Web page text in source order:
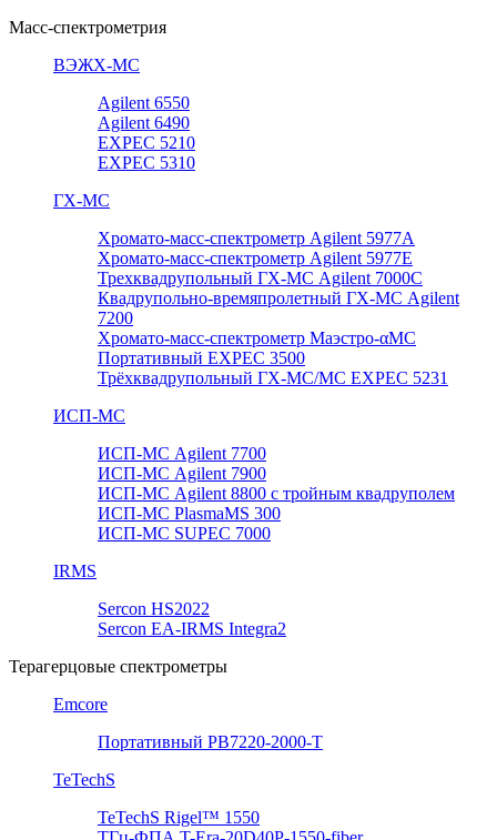
Масс-спектрометрия
ВЭЖХ-МС
Agilent 6550
Agilent 6490
EXPEC 5210
EXPEC 5310
ГХ-МС
Хромато-масс-спектрометр Agilent 5977А
Хромато-масс-спектрометр Agilent 5977E
Трехквадрупольный ГХ-МС Agilent 7000C
Квадрупольно-времяпролетный ГХ-МС Agilent
7200
Хромато-масс-спектрометр Маэстро-αМС
Портативный EXPEC 3500
Трёхквадрупольный ГХ-МС/МС EXPEC 5231
ИСП-МС
ИСП-МС Agilent 7700
ИСП-МС Agilent 7900
ИСП-МС Agilent 8800 с тройным квадруполем
ИСП-МС PlasmaMS 300
ИСП-МС SUPEC 7000
IRMS
Sercon HS2022
Sercon EA-IRMS Integra2
Терагерцовые спектрометры
Emcore
Портативный PB7220-2000-T
TeTechS
TeTechS Rigel™ 1550